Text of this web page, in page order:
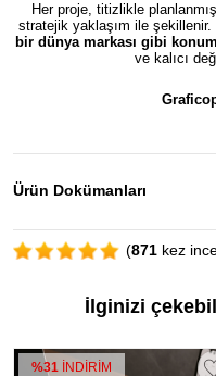
Her proje, titizlikle
stratejik yaklaşım ile şekillenir.
bir dünya markası gibi
ve kalıcı
Ürün Dokümanları
(871 kez
İlginizi
%31 İNDİRİM